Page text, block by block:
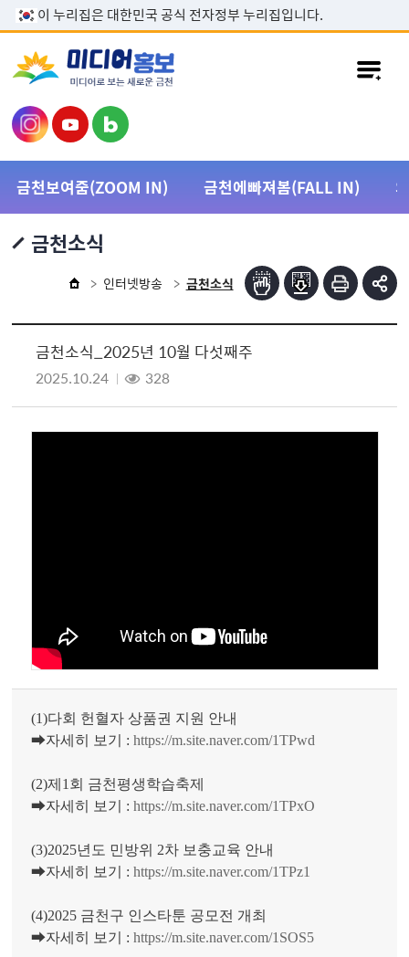
본문 바로가기
이 누리집은 대한민국 공식 전자정부 누리집입니다.
금천보여줌(ZOOM IN) 금천에빠져봄(FALL IN)
금천소식
인터넷방송 금천소식
금천소식_2025년 10월 다섯째주
2025.10.24 328
(1)다회 헌혈자 상품권 지원 안내
➡자세히 보기 :https://m.site.naver.com/1TPwd
(2)제1회 금천평생학습축제
➡자세히 보기 :https://m.site.naver.com/1TPxO
(3)2025년도 민방위 2차 보충교육 안내
➡자세히 보기 :https://m.site.naver.com/1TPz1
(4)2025 금천구 인스타툰 공모전 개최
➡자세히 보기 :https://m.site.naver.com/1SOS5